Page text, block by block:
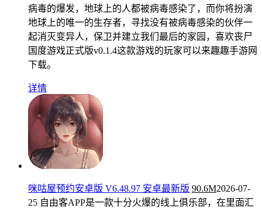
病毒的爆发，地球上的人都被病毒感染了，而你将扮演
地球上的唯一的生存者，寻找没有被病毒感染的伙伴一
起消灭变异人，保卫并建立我们最后的家园，喜欢丧尸
国度游戏正式版v0.1.4这款游戏的玩家可以来趣趣手游网
下载。
详情
咪咕屋预约安卓版 V6.48.97 安卓最新版 90.6M2026-07-
25 自由客APP是一款十分火爆的线上俱乐部，在里面汇